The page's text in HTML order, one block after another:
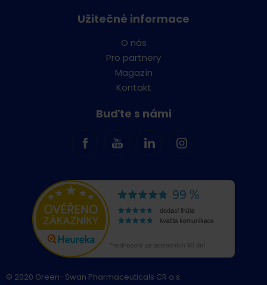
Užitečné informace
O nás
Pro partnery
Magazín
Kontakt
Buďte s námi
© 2020 Green–Swan Pharmaceuticals CR a.s.